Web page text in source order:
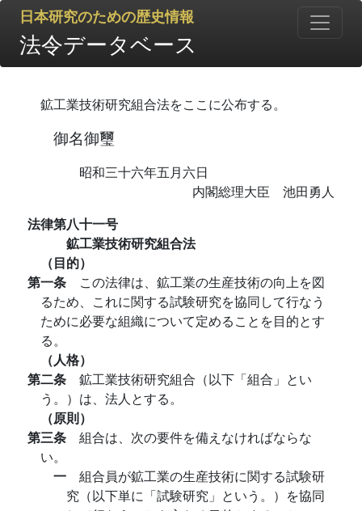
日本研究のための歴史情報
法令データベース
鉱工業技術研究組合法をここに公布する。
御名御璽
昭和三十六年五月六日
内閣総理大臣 池田勇人
法律第八十一号
鉱工業技術研究組合法
（目的）
第一条 この法律は、鉱工業の生産技術の向上を図
るため、これに関する試験研究を協同して行なう
ために必要な組織について定めることを目的とす
る。
（人格）
第二条 鉱工業技術研究組合（以下「組合」とい
う。）は、法人とする。
（原則）
第三条 組合は、次の要件を備えなければならな
い。
一 組合員が鉱工業の生産技術に関する試験研
究（以下単に「試験研究」という。）を協同